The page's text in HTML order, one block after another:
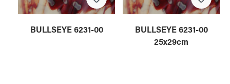
BULLSEYE 6231-00
BULLSEYE 6231-00
25x29cm